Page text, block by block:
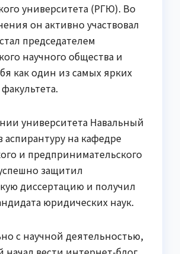
университета (РГЮ). Во
он активно участвовал
председателем
научного общества и
как один из самых ярких
университета Навальный
аспирантуру на кафедре
и предпринимательского
защитил
диссертацию и получил
юридических наук.
с научной деятельностью,